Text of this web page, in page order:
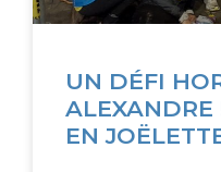
UN DÉFI
ALEXANDRE
EN